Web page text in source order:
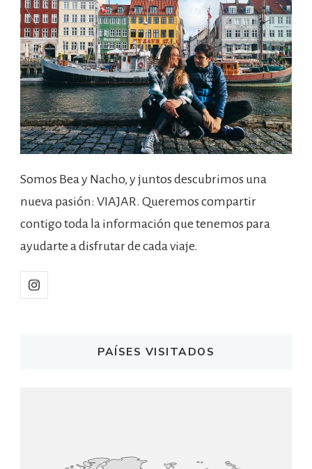
Somos Bea y Nacho, y juntos descubrimos una
nueva pasión: VIAJAR. Queremos compartir
contigo toda la información que tenemos para
ayudarte a disfrutar de cada viaje.
PAÍSES VISITADOS